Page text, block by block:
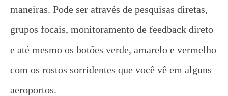
maneiras. Pode ser através de pesquisas diretas,
grupos focais, monitoramento de feedback direto
e até mesmo os botões verde, amarelo e vermelho
com os rostos sorridentes que você vê em alguns
aeroportos.